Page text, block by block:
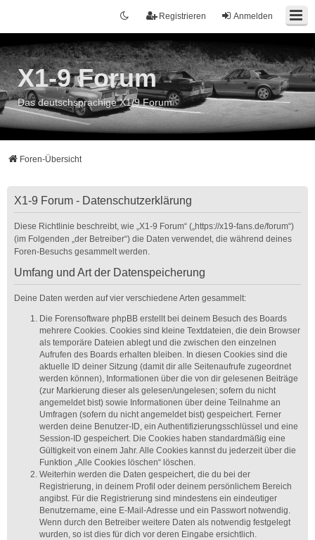
Anmelden
Registrieren
X1-9 Forum
Das deutschsprachige X1/9 Forum
Foren-Übersicht
X1-9 Forum - Datenschutzerklärung
Diese Richtlinie beschreibt, wie „X1-9 Forum“ („https://x19-fans.de/forum“)
(im Folgenden „der Betreiber“) die Daten verwendet, die während deines
Foren-Besuchs gesammelt werden.
Umfang und Art der Datenspeicherung
Deine Daten werden auf vier verschiedene Arten gesammelt:
Die Forensoftware phpBB erstellt bei deinem Besuch des Boards
mehrere Cookies. Cookies sind kleine Textdateien, die dein Browser
als temporäre Dateien ablegt und die zwischen den einzelnen
Aufrufen des Boards erhalten bleiben. In diesen Cookies sind die
aktuelle ID deiner Sitzung (damit dir alle Seitenaufrufe zugeordnet
werden können), Informationen über die von dir gelesenen Beiträge
(zur Markierung dieser als gelesen/ungelesen; sofern du nicht
angemeldet bist) sowie Informationen über deine Teilnahme an
Umfragen (sofern du nicht angemeldet bist) gespeichert. Ferner
werden deine Benutzer-ID, ein Authentifizierungsschlüssel und eine
Session-ID gespeichert. Die Cookies haben standardmäßig eine
Gültigkeit von einem Jahr. Alle Cookies kannst du jederzeit über die
Funktion „Alle Cookies löschen“ löschen.
Weiterhin werden die Daten gespeichert, die du bei der
Registrierung, in deinem Profil oder deinem persönlichem Bereich
angibst. Für die Registrierung sind mindestens ein eindeutiger
Benutzername, eine E-Mail-Adresse und ein Passwort notwendig.
Wenn durch den Betreiber weitere Daten als notwendig festgelegt
wurden, so ist dies für dich vor deren Eingabe ersichtlich.